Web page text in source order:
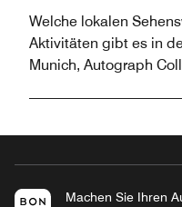
Welche lokalen
Aktivitäten gibt es in
Munich, Autograph
Machen Sie Ihren